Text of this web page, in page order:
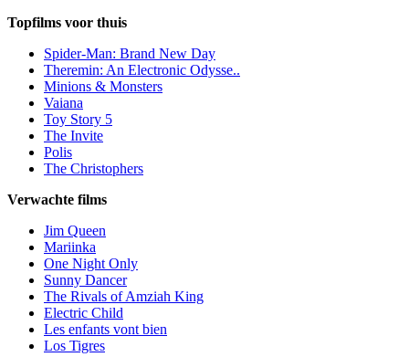
Topfilms voor thuis
Spider-Man: Brand New Day
Theremin: An Electronic Odysse..
Minions & Monsters
Vaiana
Toy Story 5
The Invite
Polis
The Christophers
Verwachte films
Jim Queen
Mariinka
One Night Only
Sunny Dancer
The Rivals of Amziah King
Electric Child
Les enfants vont bien
Los Tigres